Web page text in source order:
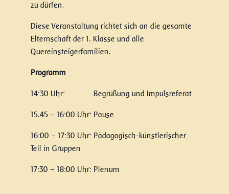
zu dürfen.
Diese Veranstaltung richtet sich an die gesamte
Elternschaft der 1. Klasse und alle
Quereinsteigerfamilien.
Programm
14:30 Uhr: Begrüßung und Impulsreferat
15.45 – 16:00 Uhr: Pause
16:00 – 17:30 Uhr: Pädagogisch-künstlerischer
Teil in Gruppen
17:30 – 18:00 Uhr: Plenum